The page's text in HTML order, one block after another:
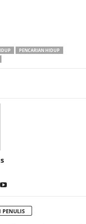
PENCARIAN HIDUP
PENULIS